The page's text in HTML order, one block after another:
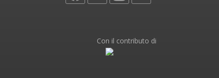
Con il contributo di